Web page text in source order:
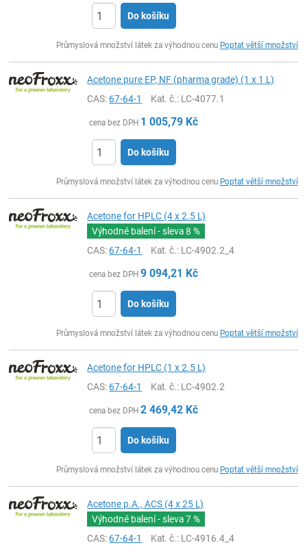
Do košíku
Průmyslová množství látek za výhodnou cenu Poptat větší množství
Acetone pure EP, NF (pharma grade) (1 x 1 L)
CAS:67-64-1 Kat. č.: LC-4077.1
cena bez DPH 1 005,79 Kč
Do košíku
Průmyslová množství látek za výhodnou cenu Poptat větší množství
Acetone for HPLC (4 x 2.5 L)
Výhodné balení - sleva8 %
CAS:67-64-1 Kat. č.: LC-4902.2_4
cena bez DPH 9 094,21 Kč
Do košíku
Průmyslová množství látek za výhodnou cenu Poptat větší množství
Acetone for HPLC (1 x 2.5 L)
CAS:67-64-1 Kat. č.: LC-4902.2
cena bez DPH 2 469,42 Kč
Do košíku
Průmyslová množství látek za výhodnou cenu Poptat větší množství
Acetone p.A., ACS (4 x 25 L)
Výhodné balení - sleva7 %
CAS:67-64-1 Kat. č.: LC-4916.4_4